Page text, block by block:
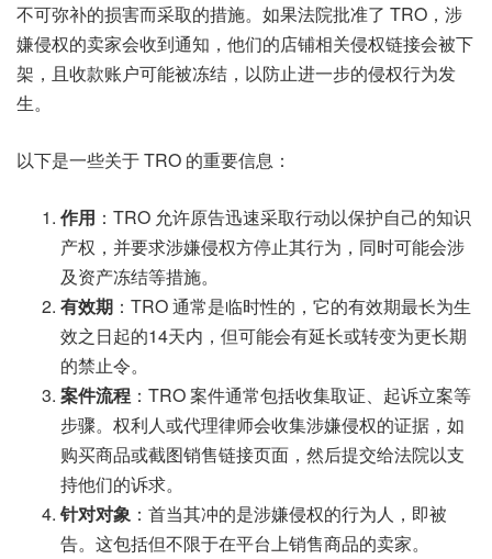
不可弥补的损害而采取的措施。如果法院批准了 TRO，涉
嫌侵权的卖家会收到通知，他们的店铺相关侵权链接会被下
架，且收款账户可能被冻结，以防止进一步的侵权行为发
生。
以下是一些关于 TRO 的重要信息：
作用 ：TRO 允许原告迅速采取行动以保护自己的知识
产权，并要求涉嫌侵权方停止其行为，同时可能会涉
及资产冻结等措施。
有效期 ：TRO 通常是临时性的，它的有效期最长为生
效之日起的14天内，但可能会有延长或转变为更长期
的禁止令。
案件流程 ：TRO 案件通常包括收集取证、起诉立案等
步骤。权利人或代理律师会收集涉嫌侵权的证据，如
购买商品或截图销售链接页面，然后提交给法院以支
持他们的诉求。
针对对象 ：首当其冲的是涉嫌侵权的行为人，即被
告。这包括但不限于在平台上销售商品的卖家。